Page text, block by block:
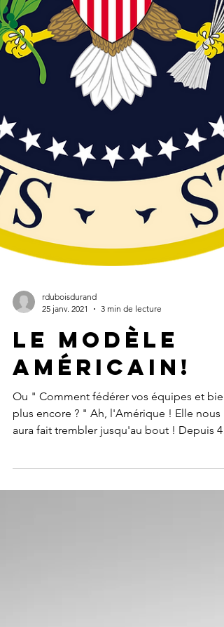
rduboisdurand
25 janv. 2021
3 min de lecture
Le modèle
américain!